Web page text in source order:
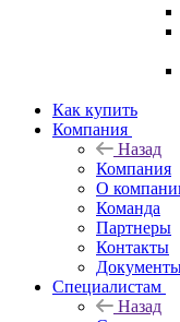
Как купить
Компания
Назад
Компания
О
Команда
Партнеры
Контакты
Специалистам
Назад